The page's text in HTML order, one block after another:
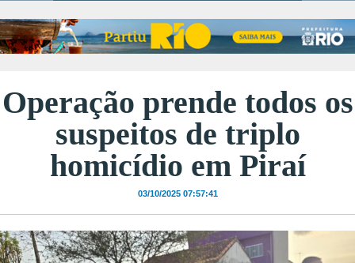
Operação prende todos os
suspeitos de triplo
homicídio em Piraí
03/10/2025 07:57:41